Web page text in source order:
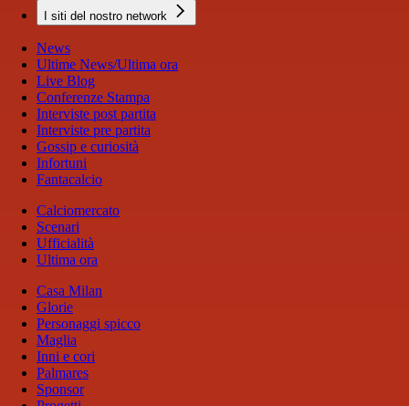
I siti del nostro network
News
Ultime News/Ultima ora
Live Blog
Conferenze Stampa
Interviste post partita
Interviste pre partita
Gossip e curiosità
Infortuni
Fantacalcio
Calciomercato
Scenari
Ufficialità
Ultima ora
Casa Milan
Glorie
Personaggi spicco
Maglia
Inni e cori
Palmares
Sponsor